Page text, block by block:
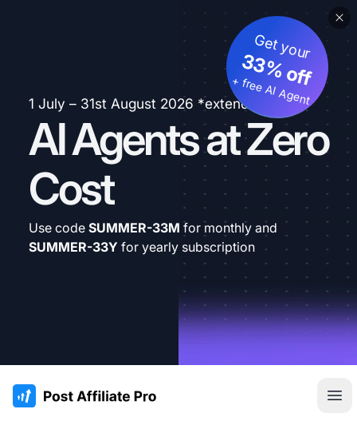
1 July – 31st August 2026 *extended
AI Agents at Zero
Cost
Get your
33% off
+ free AI Agent
Use code SUMMER-33M for monthly and
SUMMER-33Y for yearly subscription
:site.title